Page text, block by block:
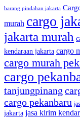
barang pindahan jakarta
murah cargo
jakarta murah
kendaraan jakarta cargo
cargo murah
cargo
tanjungpinang
cargo pekanbaru
jakarta jasa kirim